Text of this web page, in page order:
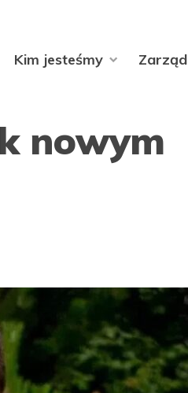
Kim jesteśmy Zarząd
nowym